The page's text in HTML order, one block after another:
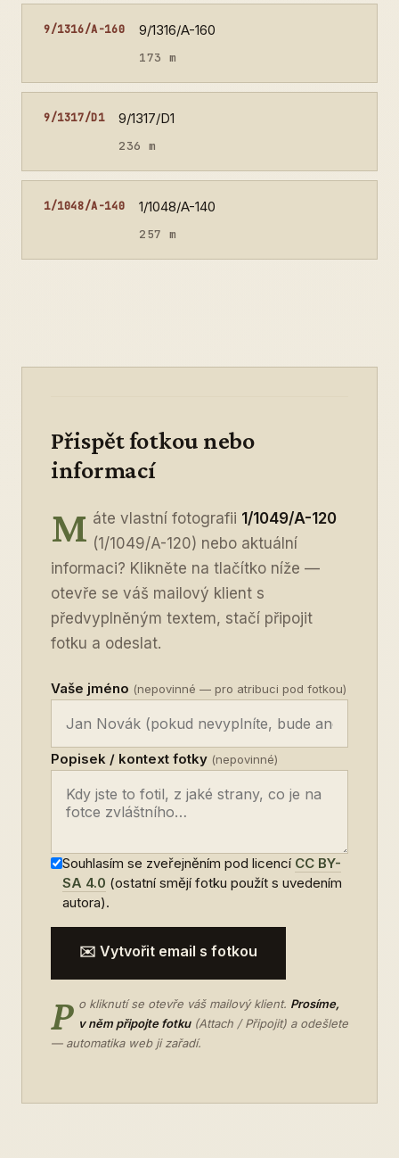
9/1316/A-160 9/1316/A-160
173 m
9/1317/D1 9/1317/D1
236 m
1/1048/A-140 1/1048/A-140
257 m
Přispět fotkou nebo
informací
M áte vlastní fotografii 1/1049/A-120
(1/1049/A-120) nebo aktuální
informaci? Klikněte na tlačítko níže —
otevře se váš mailový klient s
předvyplněným textem, stačí připojit
fotku a odeslat.
Vaše jméno (nepovinné — pro atribuci pod fotkou)
Popisek / kontext fotky (nepovinné)
Souhlasím se zveřejněním pod licencí CC BY-
SA 4.0 (ostatní smějí fotku použít s uvedením
autora).
✉️ Vytvořit email s fotkou
P o kliknutí se otevře váš mailový klient. Prosíme,
v něm připojte fotku(Attach / Připojit) a odešlete
— automatika web ji zařadí.